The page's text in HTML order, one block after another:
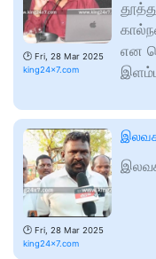
🕑 Fri, 28 Mar 2025
king24x7.com
என
🕑 Fri, 28 Mar 2025
king24x7.com